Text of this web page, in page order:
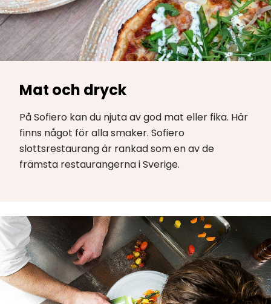
Mat och dryck
På Sofiero kan du njuta av god mat eller fika. Här
finns något för alla smaker. Sofiero
slottsrestaurang är rankad som en av de
främsta restaurangerna i Sverige.